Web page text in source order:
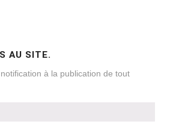
AU SITE.
à la publication de tout